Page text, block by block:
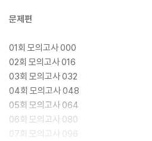
문제편
01회 모의고사 000
02회 모의고사 016
03회 모의고사 032
04회 모의고사 048
05회 모의고사 064
06회 모의고사 080
07회 모의고사 096